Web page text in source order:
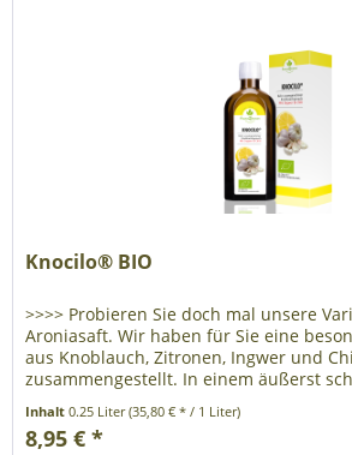
Knocilo® BIO
>>>> Probieren Sie doch mal unsere
Aroniasaft. Wir haben für Sie eine
aus Knoblauch, Zitronen, Ingwer und
zusammengestellt. In einem äußerst
Inhalt0.25 Liter(35,80 € * / 1 Liter)
8,95 € *